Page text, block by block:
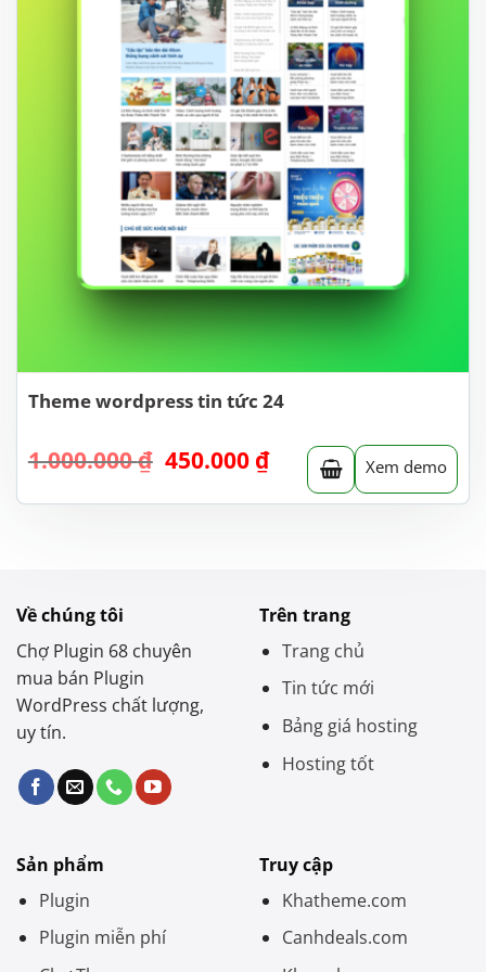
Theme wordpress tin tức 24
1.000.000₫ Giá
là:
450.000 ₫Giá
hiện
tại
Xem demo
Về chúng tôi
Chợ Plugin 68 chuyên
mua bán Plugin
WordPress chất lượng,
uy tín.
Trên trang
Trang chủ
Tin tức mới
Bảng giá hosting
Hosting tốt
Sản phẩm
Plugin
Plugin miễn phí
Truy cập
Khatheme.com
Canhdeals.com